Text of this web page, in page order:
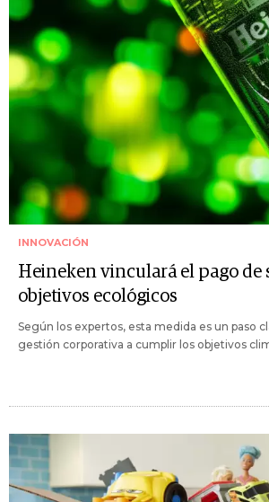
INNOVACIÓN
Heineken vinculará el pago de
objetivos ecológicos
Según los expertos, esta medida es un paso
gestión corporativa a cumplir los objetivos